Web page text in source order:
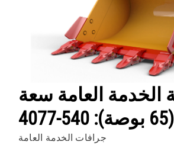
الخدمة العامة سعة
جرافات الخدمة العامة